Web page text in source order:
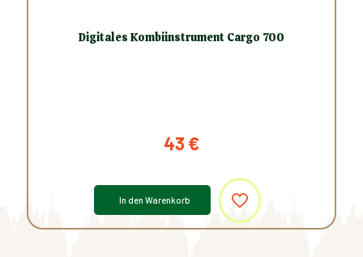
Digitales Kombiinstrument Cargo 700
43 €
In den Warenkorb